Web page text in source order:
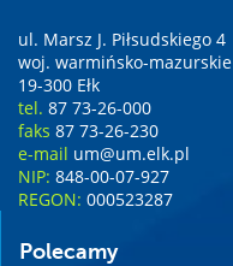
ul. Marsz J. Piłsudskiego 4
woj. warmińsko-mazurskie
19-300 Ełk
tel. 87 73-26-000
faks 87 73-26-230
e-mail um@um.elk.pl
NIP: 848-00-07-927
REGON: 000523287
Polecamy